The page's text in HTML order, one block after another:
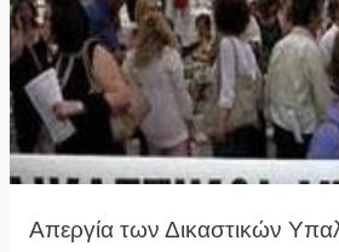
Απεργία των Δικαστικών